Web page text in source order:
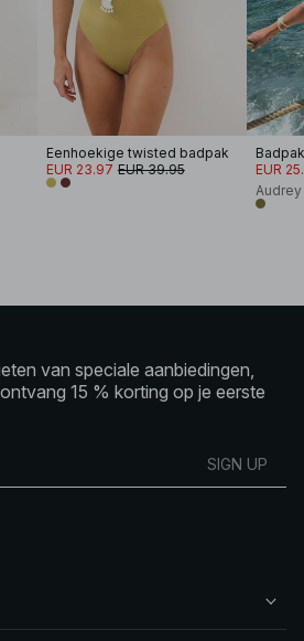
Eenhoekige twisted badpak
EUR 23.97 EUR 39.95
EUR
van speciale aanbiedingen,
15 % korting op je eerste
SIGN UP